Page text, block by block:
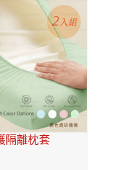
隔離枕套